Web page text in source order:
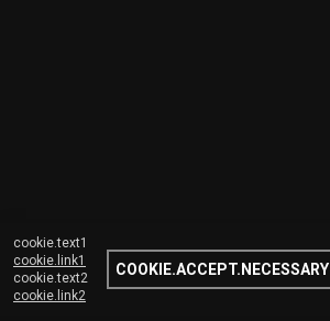
cookie.text1
cookie.link1
cookie.text2
cookie.link2
COOKIE.ACCEPT.NECESSARY